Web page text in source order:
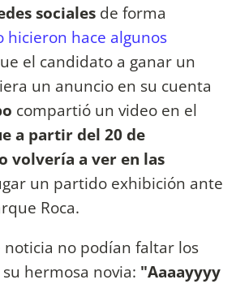
sociales de forma
hicieron hace algunos
el candidato a ganar un
un anuncio en su cuenta
compartió un video en el
a partir del 20 de
volvería a ver en las
un partido exhibición ante
Roca.
no podían faltar los
hermosa novia: "Aaaayyyy